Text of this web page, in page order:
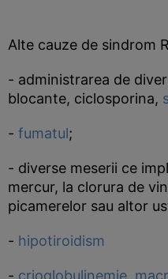
Alte cauze de sindrom
- administrarea de
blocante, ciclosporina,
- fumatul;
- diverse meserii ce
mercur, la clorura de
picamerelor sau altor
- hipotiroidism
- crioglobulinemie